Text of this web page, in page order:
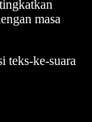
masa
teks-ke-suara